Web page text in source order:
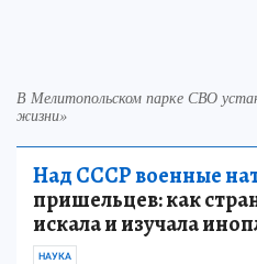
В Мелитопольском парке СВО
жизни»
Над СССР военные
пришельцев: как
искала и изучала
НАУКА